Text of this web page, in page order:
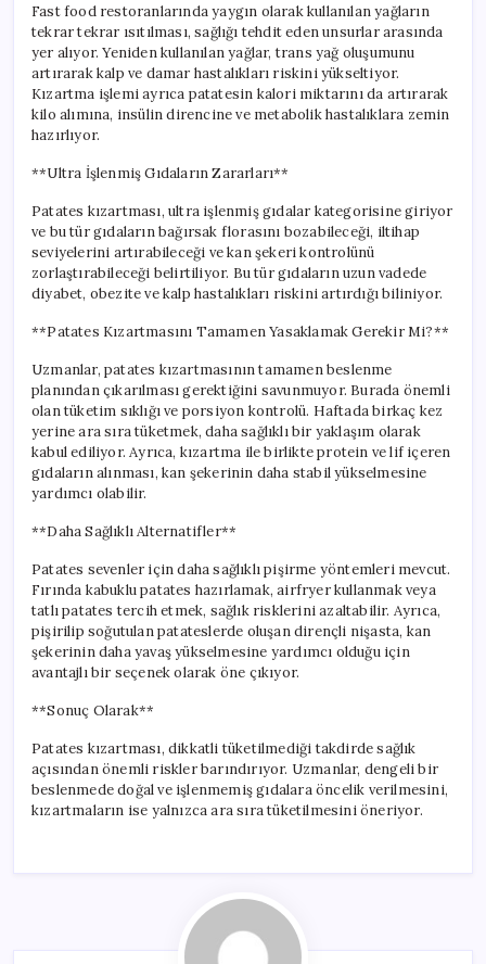
Fast food restoranlarında yaygın olarak kullanılan yağların
tekrar tekrar ısıtılması, sağlığı tehdit eden unsurlar arasında
yer alıyor. Yeniden kullanılan yağlar, trans yağ oluşumunu
artırarak kalp ve damar hastalıkları riskini yükseltiyor.
Kızartma işlemi ayrıca patatesin kalori miktarını da artırarak
kilo alımına, insülin direncine ve metabolik hastalıklara zemin
hazırlıyor.
**Ultra İşlenmiş Gıdaların Zararları**
Patates kızartması, ultra işlenmiş gıdalar kategorisine giriyor
ve bu tür gıdaların bağırsak florasını bozabileceği, iltihap
seviyelerini artırabileceği ve kan şekeri kontrolünü
zorlaştırabileceği belirtiliyor. Bu tür gıdaların uzun vadede
diyabet, obezite ve kalp hastalıkları riskini artırdığı biliniyor.
**Patates Kızartmasını Tamamen Yasaklamak Gerekir Mi?**
Uzmanlar, patates kızartmasının tamamen beslenme
planından çıkarılması gerektiğini savunmuyor. Burada önemli
olan tüketim sıklığı ve porsiyon kontrolü. Haftada birkaç kez
yerine ara sıra tüketmek, daha sağlıklı bir yaklaşım olarak
kabul ediliyor. Ayrıca, kızartma ile birlikte protein ve lif içeren
gıdaların alınması, kan şekerinin daha stabil yükselmesine
yardımcı olabilir.
**Daha Sağlıklı Alternatifler**
Patates sevenler için daha sağlıklı pişirme yöntemleri mevcut.
Fırında kabuklu patates hazırlamak, airfryer kullanmak veya
tatlı patates tercih etmek, sağlık risklerini azaltabilir. Ayrıca,
pişirilip soğutulan patateslerde oluşan dirençli nişasta, kan
şekerinin daha yavaş yükselmesine yardımcı olduğu için
avantajlı bir seçenek olarak öne çıkıyor.
**Sonuç Olarak**
Patates kızartması, dikkatli tüketilmediği takdirde sağlık
açısından önemli riskler barındırıyor. Uzmanlar, dengeli bir
beslenmede doğal ve işlenmemiş gıdalara öncelik verilmesini,
kızartmaların ise yalnızca ara sıra tüketilmesini öneriyor.